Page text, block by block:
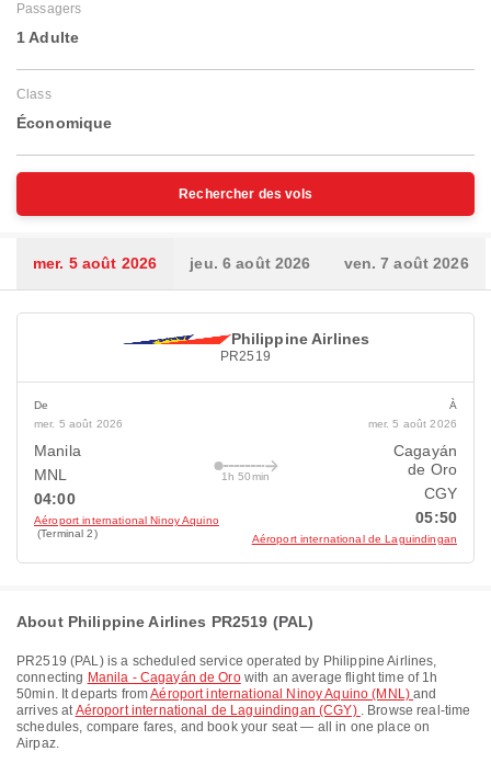
Passagers
1 Adulte
Class
Économique
Rechercher des vols
mer. 5 août 2026 jeu. 6 août 2026 ven. 7 août 2026
Philippine Airlines
PR2519
De
mer. 5 août 2026
Manila
MNL
04:00
Aéroport international Ninoy Aquino
(Terminal 2)
1h 50min
À
mer. 5 août 2026
Cagayán
de Oro
CGY
05:50
Aéroport international de Laguindingan
About Philippine Airlines PR2519 (PAL)
PR2519 (PAL) is a scheduled service operated by Philippine Airlines,
connecting Manila - Cagayán de Orowith an average flight time of 1h
50min. It departs fromAéroport international Ninoy Aquino (MNL)and
arrives atAéroport international de Laguindingan (CGY) . Browse real-time
schedules, compare fares, and book your seat — all in one place on
Airpaz.